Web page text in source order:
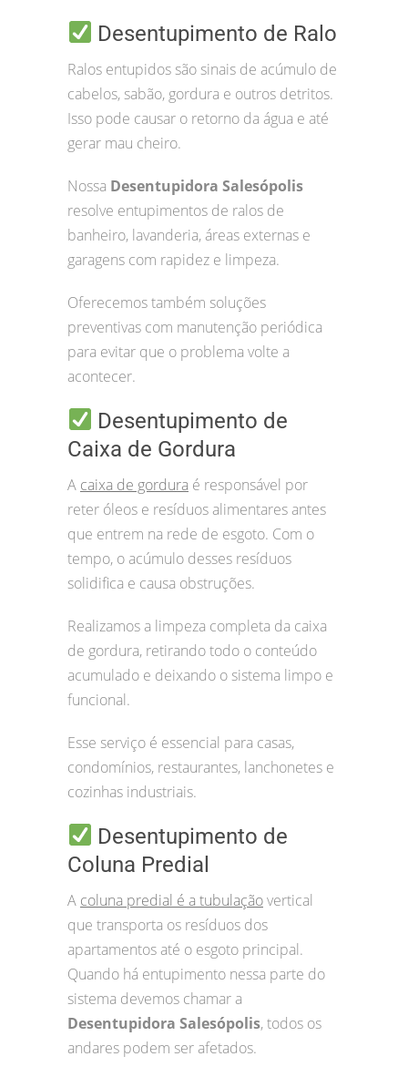
Desentupimento de Ralo
Ralos entupidos são sinais de acúmulo de
cabelos, sabão, gordura e outros detritos.
Isso pode causar o retorno da água e até
gerar mau cheiro.
Nossa Desentupidora Salesópolis
resolve entupimentos de ralos de
banheiro, lavanderia, áreas externas e
garagens com rapidez e limpeza.
Oferecemos também soluções
preventivas com manutenção periódica
para evitar que o problema volte a
acontecer.
Desentupimento de
Caixa de Gordura
A caixa de gordura é responsável por
reter óleos e resíduos alimentares antes
que entrem na rede de esgoto. Com o
tempo, o acúmulo desses resíduos
solidifica e causa obstruções.
Realizamos a limpeza completa da caixa
de gordura, retirando todo o conteúdo
acumulado e deixando o sistema limpo e
funcional.
Esse serviço é essencial para casas,
condomínios, restaurantes, lanchonetes e
cozinhas industriais.
Desentupimento de
Coluna Predial
A coluna predial é a tubulaçãovertical
que transporta os resíduos dos
apartamentos até o esgoto principal.
Quando há entupimento nessa parte do
sistema devemos chamar a
Desentupidora Salesópolis, todos os
andares podem ser afetados.